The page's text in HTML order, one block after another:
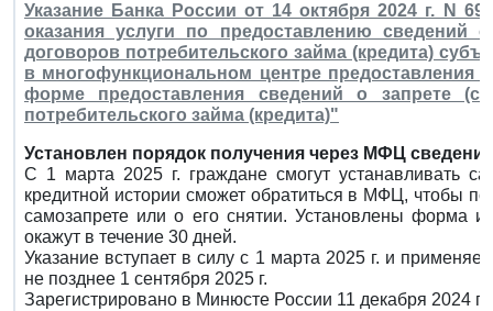
Указание Банка России от 14 октября 2024 г. N
оказания услуги по предоставлению сведений
договоров потребительского займа (кредита)
в многофункциональном центре предоставления
форме предоставления сведений о запрете
потребительского займа (кредита)"
Установлен порядок получения через МФЦ
С 1 марта 2025 г. граждане смогут устанавливать
кредитной истории сможет обратиться в МФЦ, чтобы
самозапрете или о его снятии. Установлены форма
окажут в течение 30 дней.
Указание вступает в силу с 1 марта 2025 г. и
не позднее 1 сентября 2025 г.
Зарегистрировано в Минюсте России 11 декабря 2024